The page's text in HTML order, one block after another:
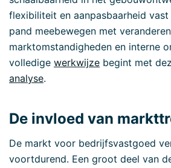
flexibiliteit en aanpasbaarheid
pand meebewegen met
marktomstandigheden en interne
volledige werkwijze begint met
analyse.
De invloed van
De markt voor bedrijfsvastgoed
voortdurend. Een groot deel van